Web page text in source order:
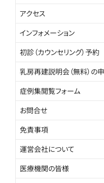
アクセス
インフォメーション
初診（カウンセリング）予約
乳房再建説明会（無料）の
症例集閲覧フォーム
お問合せ
免責事項
運営会社について
医療機関の皆様